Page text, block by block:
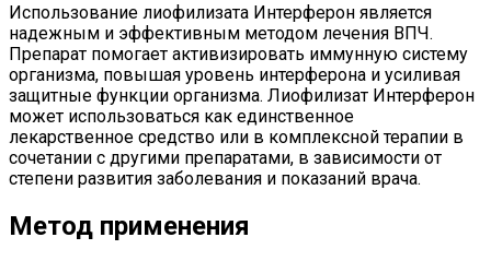
Использование лиофилизата Интерферон является
надежным и эффективным методом лечения ВПЧ.
Препарат помогает активизировать иммунную систему
организма, повышая уровень интерферона и усиливая
защитные функции организма. Лиофилизат Интерферон
может использоваться как единственное
лекарственное средство или в комплексной терапии в
сочетании с другими препаратами, в зависимости от
степени развития заболевания и показаний врача.
Метод применения